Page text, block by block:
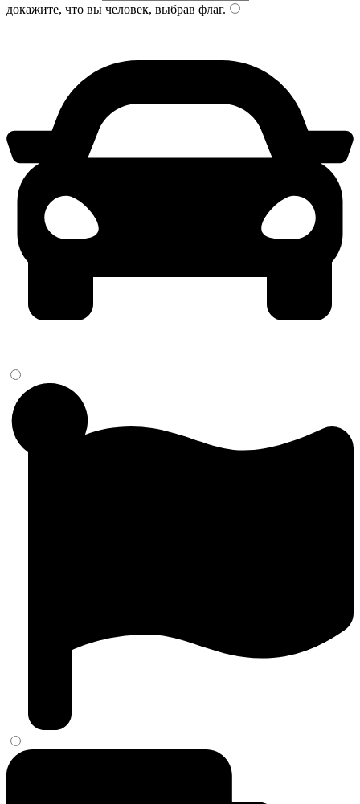
докажите, что вы человек, выбрав флаг.